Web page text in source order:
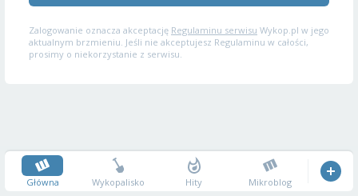
Zalogowanie oznacza akceptację Regulaminu serwisu Wykop.pl w jego
aktualnym brzmieniu. Jeśli nie akceptujesz Regulaminu w całości,
prosimy o niekorzystanie z serwisu.
Główna Wykopalisko Hity Mikroblog